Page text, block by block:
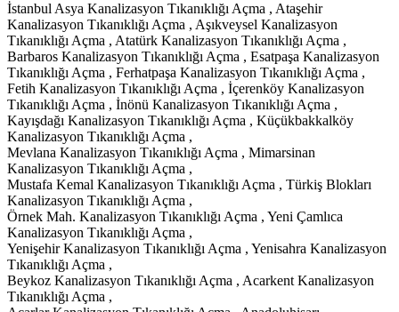
İstanbul Asya Kanalizasyon Tıkanıklığı Açma , Ataşehir
Kanalizasyon Tıkanıklığı Açma , Aşıkveysel Kanalizasyon
Tıkanıklığı Açma , Atatürk Kanalizasyon Tıkanıklığı Açma ,
Barbaros Kanalizasyon Tıkanıklığı Açma , Esatpaşa Kanalizasyon
Tıkanıklığı Açma , Ferhatpaşa Kanalizasyon Tıkanıklığı Açma ,
Fetih Kanalizasyon Tıkanıklığı Açma , İçerenköy Kanalizasyon
Tıkanıklığı Açma , İnönü Kanalizasyon Tıkanıklığı Açma ,
Kayışdağı Kanalizasyon Tıkanıklığı Açma , Küçükbakkalköy
Kanalizasyon Tıkanıklığı Açma ,
Mevlana Kanalizasyon Tıkanıklığı Açma , Mimarsinan
Kanalizasyon Tıkanıklığı Açma ,
Mustafa Kemal Kanalizasyon Tıkanıklığı Açma , Türkiş Blokları
Kanalizasyon Tıkanıklığı Açma ,
Örnek Mah. Kanalizasyon Tıkanıklığı Açma , Yeni Çamlıca
Kanalizasyon Tıkanıklığı Açma ,
Yenişehir Kanalizasyon Tıkanıklığı Açma , Yenisahra Kanalizasyon
Tıkanıklığı Açma ,
Beykoz Kanalizasyon Tıkanıklığı Açma , Acarkent Kanalizasyon
Tıkanıklığı Açma ,